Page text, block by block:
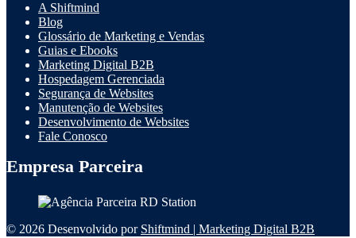
A Shiftmind
Blog
Glossário de Marketing e Vendas
Guias e Ebooks
Marketing Digital B2B
Hospedagem Gerenciada
Segurança de Websites
Manutenção de Websites
Desenvolvimento de Websites
Fale Conosco
Empresa Parceira
© 2026 Desenvolvido por Shiftmind | Marketing Digital B2B